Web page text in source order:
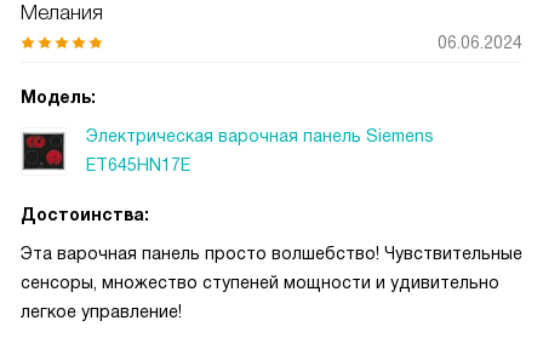
Мелания
06.06.2024
Модель:
Электрическая варочная панель Siemens
ET645HN17E
Достоинства:
Эта варочная панель просто волшебство! Чувствительные
сенсоры, множество ступеней мощности и удивительно
легкое управление!